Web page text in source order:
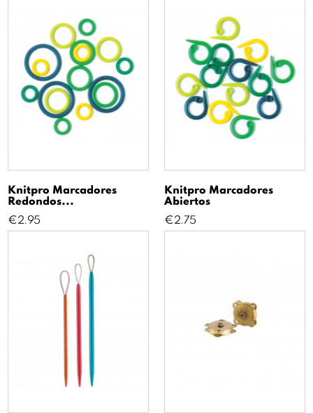
Knitpro Marcadores
Redondos...
Price
€2.95
Knitpro Marcadores
Abiertos
Price
€2.75